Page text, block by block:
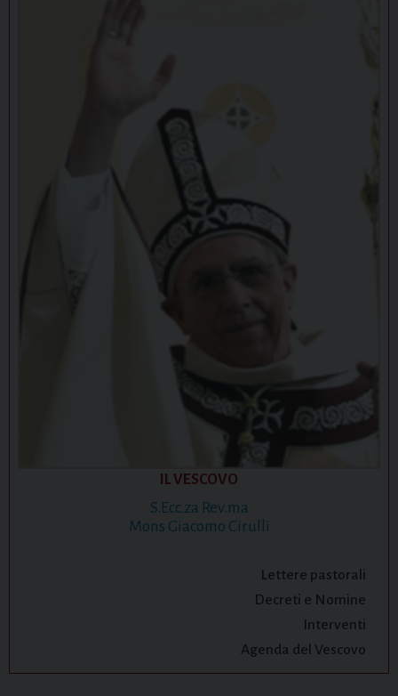
IL VESCOVO
S.Ecc.za Rev.ma
Mons Giacomo Cirulli
Lettere pastorali
Decreti e Nomine
Interventi
Agenda del Vescovo